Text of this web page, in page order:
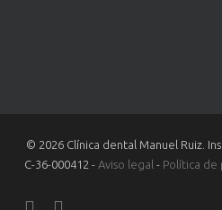
© 2026 Clínica dental Manuel Ruiz.
C-36-000412 - Aviso legal - Política de
facebookyoutube